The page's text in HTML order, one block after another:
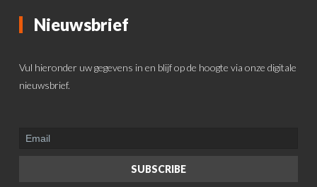
Nieuwsbrief
Vul hieronder uw gegevens in en blijf op de hoogte via onze digitale
nieuwsbrief.